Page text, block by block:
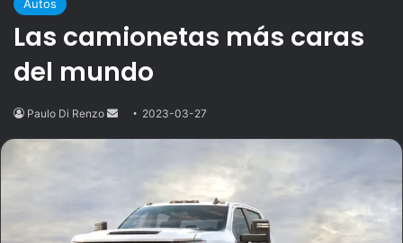
Autos
Las camionetas más caras
del mundo
Paulo Di Renzo
Send2023-03-27